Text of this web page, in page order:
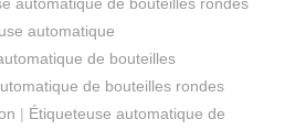
automatique
de bouteilles
de bouteilles rondes
| Étiqueteuse automatique de